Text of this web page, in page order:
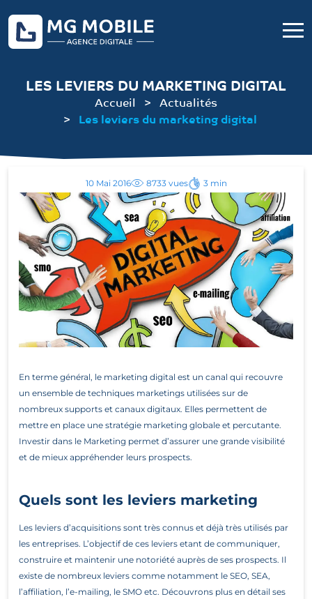
LES LEVIERS DU MARKETING DIGITAL
Accueil
Actualités
Les leviers du marketing digital
10 Mai 2016 8733 vues 3 min
En terme général, le marketing digital est un canal qui recouvre
un ensemble de techniques marketings utilisées sur de
nombreux supports et canaux digitaux. Elles permettent de
mettre en place une stratégie marketing globale et percutante.
Investir dans le Marketing permet d’assurer une grande visibilité
et de mieux appréhender leurs prospects.
Quels sont les leviers marketing
Les leviers d’acquisitions sont très connus et déjà très utilisés par
les entreprises. L’objectif de ces leviers etant de communiquer,
construire et maintenir une notoriété auprès de ses prospects. Il
existe de nombreux leviers comme notamment le SEO, SEA,
l’affiliation, l’e-mailing, le SMO etc. Découvrons plus en détail ses